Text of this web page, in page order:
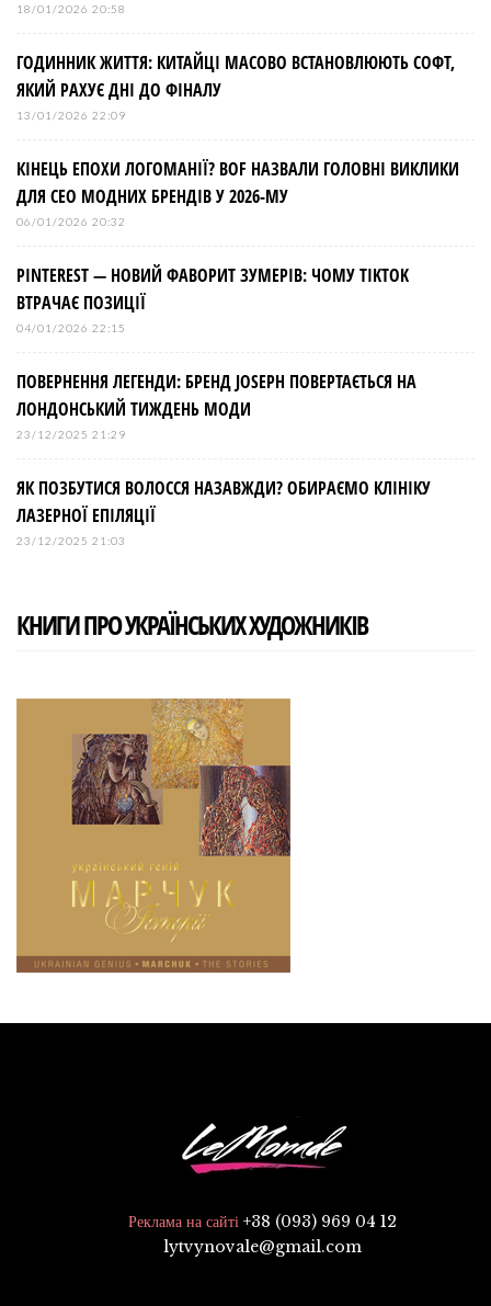
18/01/2026 20:58
ГОДИННИК ЖИТТЯ: КИТАЙЦІ МАСОВО ВСТАНОВЛЮЮТЬ СОФТ,
ЯКИЙ РАХУЄ ДНІ ДО ФІНАЛУ
13/01/2026 22:09
КІНЕЦЬ ЕПОХИ ЛОГОМАНІЇ? BOF НАЗВАЛИ ГОЛОВНІ ВИКЛИКИ
ДЛЯ СЕО МОДНИХ БРЕНДІВ У 2026-МУ
06/01/2026 20:32
PINTEREST — НОВИЙ ФАВОРИТ ЗУМЕРІВ: ЧОМУ TIKTOK
ВТРАЧАЄ ПОЗИЦІЇ
04/01/2026 22:15
ПОВЕРНЕННЯ ЛЕГЕНДИ: БРЕНД JOSEPH ПОВЕРТАЄТЬСЯ НА
ЛОНДОНСЬКИЙ ТИЖДЕНЬ МОДИ
23/12/2025 21:29
ЯК ПОЗБУТИСЯ ВОЛОССЯ НАЗАВЖДИ? ОБИРАЄМО КЛІНІКУ
ЛАЗЕРНОЇ ЕПІЛЯЦІЇ
23/12/2025 21:03
КНИГИ ПРО УКРАЇНСЬКИХ ХУДОЖНИКІВ
Реклама на сайті +38 (093) 969 04 12
lytvynovale@gmail.com